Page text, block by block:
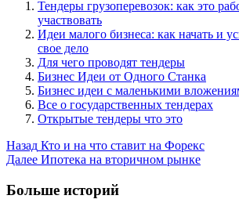
Тендеры грузоперевозок: как это
участвовать
Идеи малого бизнеса: как начать и
свое дело
Для чего проводят тендеры
Бизнес Идеи от Одного Станка
Бизнес идеи с маленькими
Все о государственных тендерах
Открытые тендеры что это
Post
Navigation
Назад Кто и на что ставит на Форекс
Далее Ипотека на вторичном рынке
Больше историй